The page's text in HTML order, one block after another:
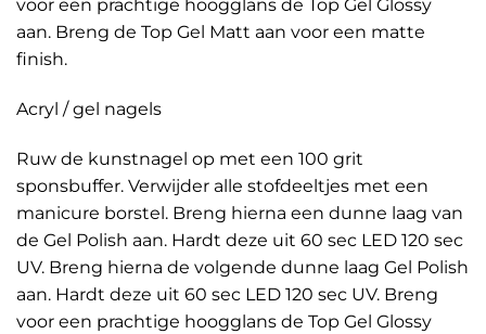
voor een prachtige hoogglans de Top Gel Glossy
aan. Breng de Top Gel Matt aan voor een matte
finish.
Acryl / gel nagels
Ruw de kunstnagel op met een 100 grit
sponsbuffer. Verwijder alle stofdeeltjes met een
manicure borstel. Breng hierna een dunne laag van
de Gel Polish aan. Hardt deze uit 60 sec LED 120 sec
UV. Breng hierna de volgende dunne laag Gel Polish
aan. Hardt deze uit 60 sec LED 120 sec UV. Breng
voor een prachtige hoogglans de Top Gel Glossy